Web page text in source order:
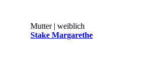
Mutter | weiblich
Stake Margarethe